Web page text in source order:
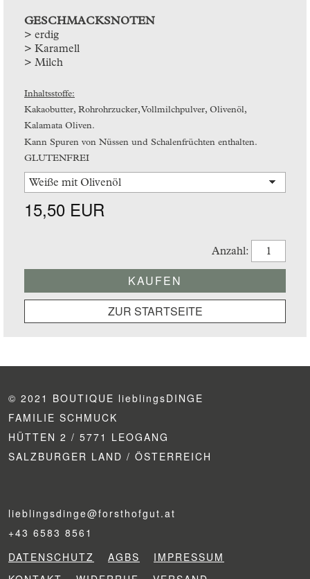
GESCHMACKSNOTEN
> erdig
> Karamell
> Milch
Inhaltsstoffe:
Kakaobutter, Rohrohrzucker, Vollmilchpulver, Olivenöl,
Kalamata Oliven.
Kann Spuren von Nüssen und Schalenfrüchten enthalten.
GLUTENFREI
15,50 EUR
Anzahl:
ZUR STARTSEITE
© 2021 BOUTIQUE lieblingsDINGE
FAMILIE SCHMUCK
HÜTTEN 2 / 5771 LEOGANG
SALZBURGER LAND / ÖSTERREICH
lieblingsdinge@forsthofgut.at
+43 6583 8561
DATENSCHUTZ
AGBS
IMPRESSUM